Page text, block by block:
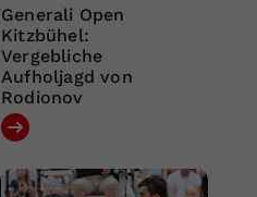
Generali Open
Kitzbühel:
Vergebliche
Aufholjagd von
Rodionov